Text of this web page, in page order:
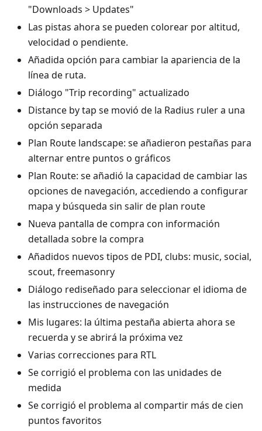
"Downloads > Updates"
Las pistas ahora se pueden colorear por altitud,
velocidad o pendiente.
Añadida opción para cambiar la apariencia de la
línea de ruta.
Diálogo "Trip recording" actualizado
Distance by tap se movió de la Radius ruler a una
opción separada
Plan Route landscape: se añadieron pestañas para
alternar entre puntos o gráficos
Plan Route: se añadió la capacidad de cambiar las
opciones de navegación, accediendo a configurar
mapa y búsqueda sin salir de plan route
Nueva pantalla de compra con información
detallada sobre la compra
Añadidos nuevos tipos de PDI, clubs: music, social,
scout, freemasonry
Diálogo rediseñado para seleccionar el idioma de
las instrucciones de navegación
Mis lugares: la última pestaña abierta ahora se
recuerda y se abrirá la próxima vez
Varias correcciones para RTL
Se corrigió el problema con las unidades de
medida
Se corrigió el problema al compartir más de cien
puntos favoritos